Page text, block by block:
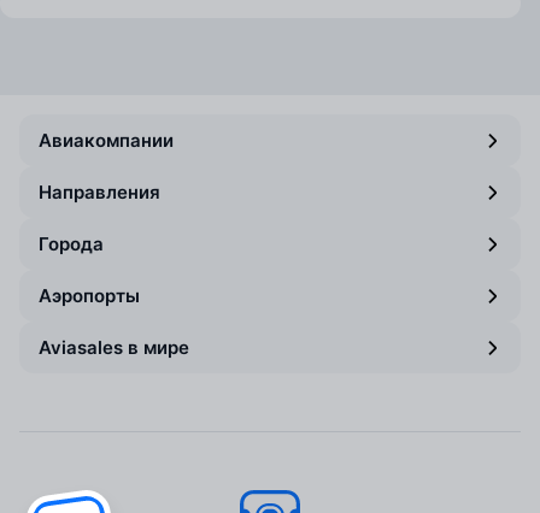
Авиакомпании
Направления
Города
Аэропорты
Aviasales в мире